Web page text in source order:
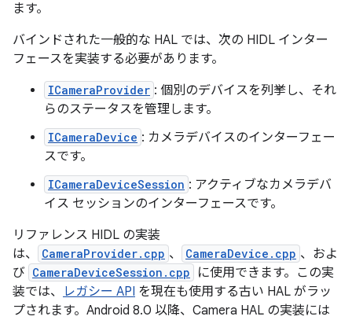
ます。
バインドされた一般的な HAL では、次の HIDL インター
フェースを実装する必要があります。
ICameraProvider : 個別のデバイスを列挙し、それ
らのステータスを管理します。
ICameraDevice : カメラデバイスのインターフェー
スです。
ICameraDeviceSession : アクティブなカメラデバ
イス セッションのインターフェースです。
リファレンス HIDL の実装
は、
CameraProvider.cpp 、 CameraDevice.cpp 、およ
び CameraDeviceSession.cpp
に使用できます。この実
装では、
レガシー API を現在も使用する古い HAL がラッ
プされます。Android 8.0 以降、Camera HAL の実装には